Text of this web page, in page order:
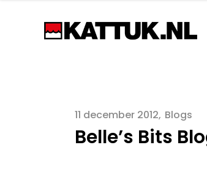
11 december 2012 Blogs
Belle’s Bits